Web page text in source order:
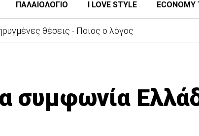
ΠΑΛΑΙΟΛΟΓΙΟ I LOVE STYLE ECONOMY
του ο 37χρονος:«Είναι σε άσχημη κατάσταση»
συμφωνία